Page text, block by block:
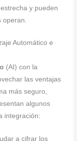
y pueden
Automático e
(AI) con la
las ventajas
más seguro,
algunos
integración:
a cifrar los